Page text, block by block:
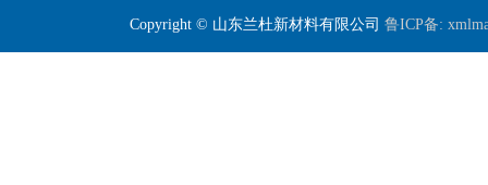
Copyright © 山东兰杜新材料有限公司 鲁ICP备: